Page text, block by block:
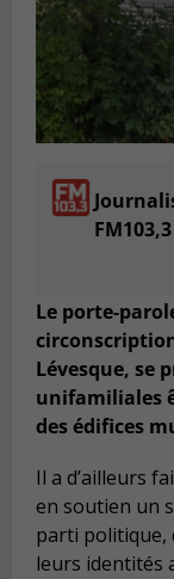
FM103,3
Le porte-
Lévesque, se
unifamiliales
des édifices
Il a d’ailleurs
en soutien un
parti politique,
leurs identités